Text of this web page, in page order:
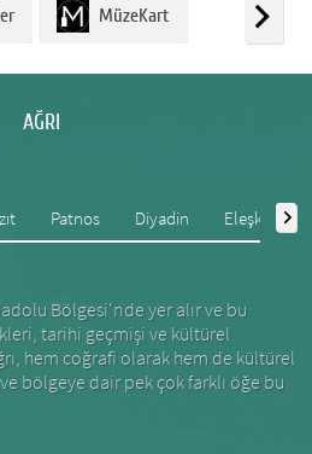
MüzeKart
AĞRI
Patnos Diyadin Eleşkirt
Bölgesi'nde yer alır ve bu
tarihi geçmişi ve kültürel
hem coğrafi olarak hem de kültürel
bölgeye dair pek çok farklı öğe bu